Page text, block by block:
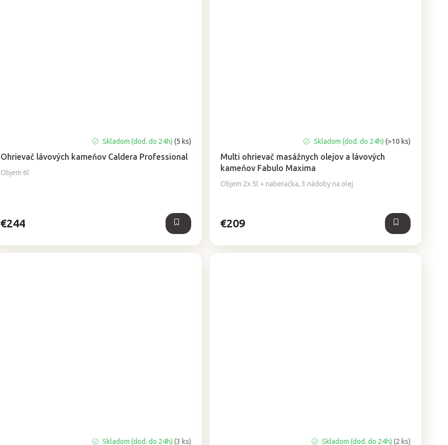
Ohrievač lávových kameňov Caldera Professional
Objem 6l
hodnotenie
produktu
je
Skladom (dod. do 24h) (5 ks)
€244
Multi ohrievač masážnych olejov a lávových
kameňov Fabulo Maxima
Objem 2x 5l + naberačka, 3 nádoby na olej
hodnotenie
produktu
je
4,0
Skladom (dod. do 24h) (>10 ks)
€209
Skladom (dod. do 24h) (3 ks) Skladom (dod. do 24h) (2 ks)